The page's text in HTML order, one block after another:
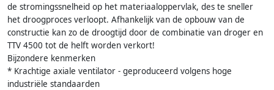
de stromingssnelheid op het materiaaloppervlak, des te sneller
het droogproces verloopt. Afhankelijk van de opbouw van de
constructie kan zo de droogtijd door de combinatie van droger en
TTV 4500 tot de helft worden verkort!
Bijzondere kenmerken
* Krachtige axiale ventilator - geproduceerd volgens hoge
industriële standaarden